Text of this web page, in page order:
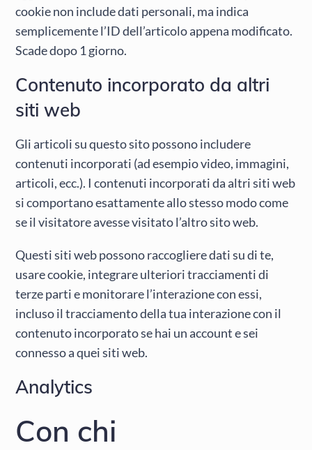
cookie non include dati personali, ma indica
semplicemente l’ID dell’articolo appena modificato.
Scade dopo 1 giorno.
Contenuto incorporato da altri
siti web
Gli articoli su questo sito possono includere
contenuti incorporati (ad esempio video, immagini,
articoli, ecc.). I contenuti incorporati da altri siti web
si comportano esattamente allo stesso modo come
se il visitatore avesse visitato l’altro sito web.
Questi siti web possono raccogliere dati su di te,
usare cookie, integrare ulteriori tracciamenti di
terze parti e monitorare l’interazione con essi,
incluso il tracciamento della tua interazione con il
contenuto incorporato se hai un account e sei
connesso a quei siti web.
Analytics
Con chi